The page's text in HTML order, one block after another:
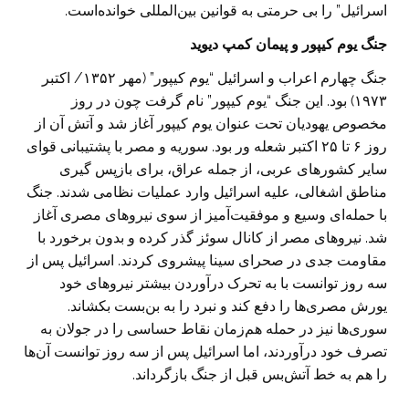
اسرائیل” را بی حرمتی به قوانین بین‌المللی خوانده‌است.
جنگ یوم کیپور و پیمان کمپ دیوید
جنگ چهارم اعراب و اسرائیل “یوم کیپور” (مهر ۱۳۵۲/ اکتبر
۱۹۷۳) بود. این جنگ “یوم کیپور” نام گرفت چون در روز
مخصوص یهودیان تحت عنوان یوم کیپور آغاز شد و آتش آن از
روز ۶ تا ۲۵ اکتبر شعله ور بود. سوریه و مصر با پشتیبانی قوای
سایر کشورهای عربی، از جمله عراق، برای بازپس گیری
مناطق اشغالی، علیه اسرائیل وارد عملیات نظامی شدند. جنگ
با حمله‌ای وسیع و موفقیت‌آمیز از سوی نیروهای مصری آغاز
شد. نیروهای مصر از کانال سوئز گذر کرده و بدون برخورد با
مقاومت جدی در صحرای سینا پیشروی کردند. اسرائیل پس از
سه روز توانست با به تحرک درآوردن بیشتر نیروهای خود
یورش مصری‌ها را دفع کند و نبرد را به بن‌بست بکشاند.
سوری‌ها نیز در حمله هم‌زمان نقاط حساسی را در جولان به
تصرف خود درآوردند، اما اسرائیل پس از سه روز توانست آن‌ها
را هم به خط آتش‌بس قبل از جنگ بازگرداند.